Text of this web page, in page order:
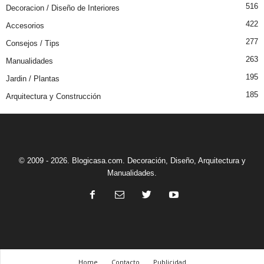
Decoracion / Diseño de Interiores 516
Accesorios 422
Consejos / Tips 277
Manualidades 263
Jardin / Plantas 195
Arquitectura y Construcción 185
© 2009 - 2026. Blogicasa.com. Decoración, Diseño, Arquitectura y
Manualidades.
Home Contacto Publicidad